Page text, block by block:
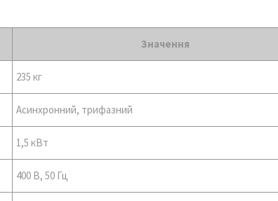
Значення
235 кг
Асинхронний, трифазний
1,5 кВт
400 В, 50 Гц